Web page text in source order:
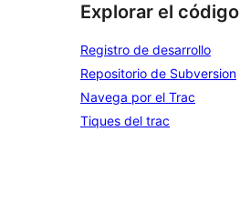
Explorar el código
Registro de desarrollo
Repositorio de Subversion
Navega por el Trac
Tiques del trac